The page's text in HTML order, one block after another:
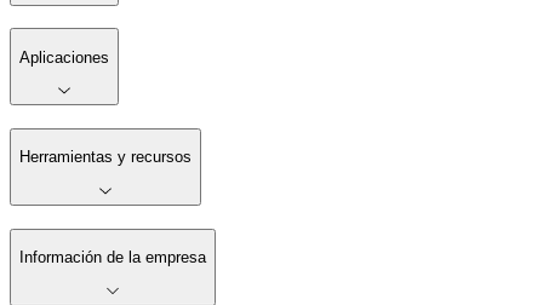
Aplicaciones
Herramientas y recursos
Información de la empresa